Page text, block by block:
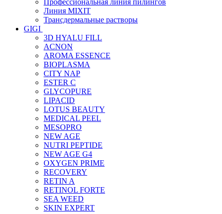
Профессиональная линия пилингов
Линия MIXIT
Трансдермальные растворы
GIGI
3D HYALU FILL
ACNON
AROMA ESSENCE
BIOPLASMA
CITY NAP
ESTER C
GLYCOPURE
LIPACID
LOTUS BEAUTY
MEDICAL PEEL
MESOPRO
NEW AGE
NUTRI PEPTIDE
NEW AGE G4
OXYGEN PRIME
RECOVERY
RETIN A
RETINOL FORTE
SEA WEED
SKIN EXPERT